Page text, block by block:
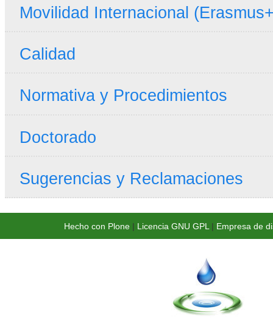
Movilidad Internacional
Calidad
Normativa y Procedimientos
Doctorado
Sugerencias y Reclamaciones
Hecho con Plone| Licencia GNU GPL | Empresa de